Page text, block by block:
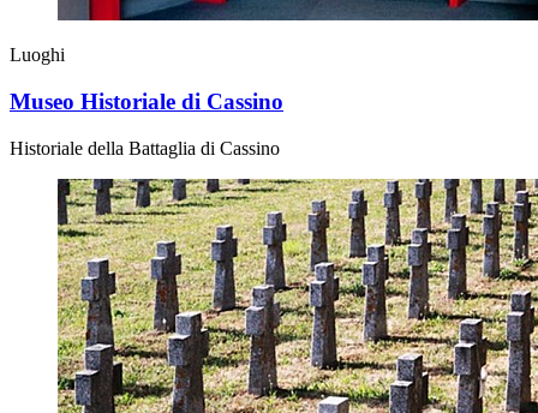
Luoghi
Museo Historiale di Cassino
Historiale della Battaglia di Cassino